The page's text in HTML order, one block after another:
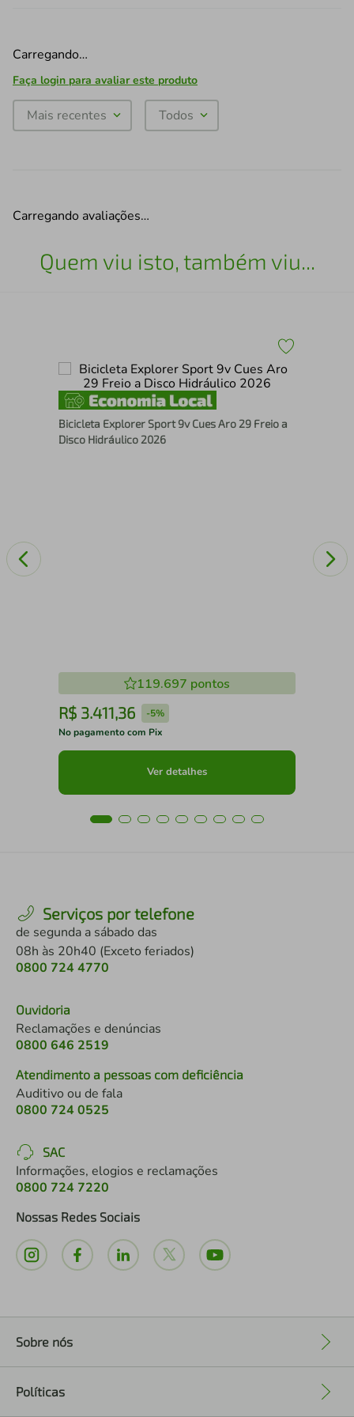
Carregando…
Faça login para avaliar este produto
Mais recentes Todos
Carregando avaliações…
Quem viu isto, também viu...
Bicicleta Explorer Sport 9v Cues Aro 29 Freio a
Disco Hidráulico 2026
119.697 pontos
R$ 3.411,36 -5%
No pagamento com Pix
Ver detalhes
Serviços por telefone
de segunda a sábado das
08h às 20h40 (Exceto feriados)
0800 724 4770
Ouvidoria
Reclamações e denúncias
0800 646 2519
Atendimento a pessoas com deficiência
Auditivo ou de fala
0800 724 0525
SAC
Informações, elogios e reclamações
0800 724 7220
Nossas Redes Sociais
Sobre nós
Políticas